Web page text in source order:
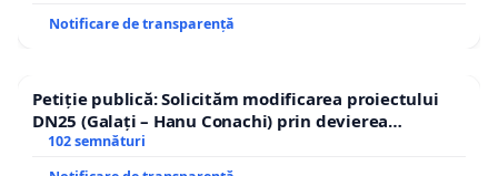
Notificare de transparență
Petiție publică: Solicităm modificarea proiectului
DN25 (Galați – Hanu Conachi) prin devierea
traseului în afara localităților!
102 semnături